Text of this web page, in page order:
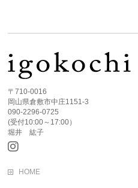
〒710-0016
岡山県倉敷市中庄1151-3
090-2296-0725
(受付10:00～17:00）
堀井 紘子
HOME